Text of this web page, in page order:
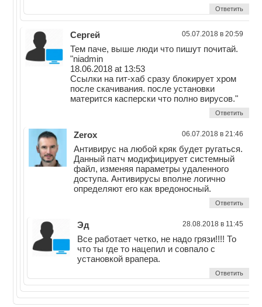
Ответить
Сергей 05.07.2018 в 20:59
Тем паче, выше люди что пишут почитай.
"niadmin
18.06.2018 at 13:53
Ссылки на гит-хаб сразу блокирует хром
после скачивания. после установки
матерится касперски что полно вирусов."
Ответить
Zerox 06.07.2018 в 21:46
Антивирус на любой кряк будет ругаться.
Данный патч модифицирует системный
файл, изменяя параметры удаленного
доступа. Антивирусы вполне логично
определяют его как вредоносный.
Ответить
Эд 28.08.2018 в 11:45
Все работает четко, не надо грязи!!!! То
что ты где то нацепил и совпало с
установкой врапера.
Ответить